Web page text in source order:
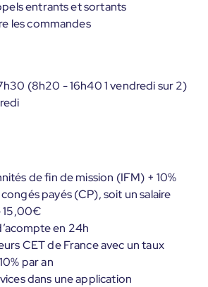
entrants et sortants
les commandes
(8h20 - 16h40 1 vendredi sur 2)
de fin de mission (IFM) + 10%
payés (CP), soit un salaire
15,00€
en 24h
CET de France avec un taux
par an
dans une application